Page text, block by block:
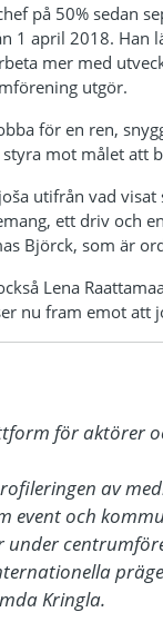
på 50% sedan
1 april 2018. Han
mer med
utgör.
för en ren,
mot målet att
utifrån vad
ett driv och
Björck, som är
Lena
nu fram emot att
för aktörer
av
event och
Kringla.